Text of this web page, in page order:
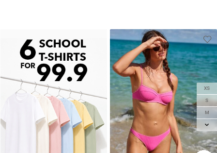
XS
S
M
L
XL